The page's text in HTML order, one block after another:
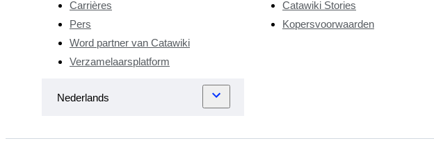
Carrières
Pers
Word partner van Catawiki
Verzamelaarsplatform
Catawiki Stories
Kopersvoorwaarden